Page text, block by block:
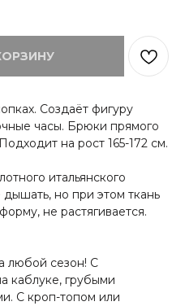
Создаёт фигуру
часы. Брюки прямого
на рост 165-172 см.
итальянского
но при этом ткань
не растягивается.
любой сезон! С
каблуке, грубыми
С кроп-топом или